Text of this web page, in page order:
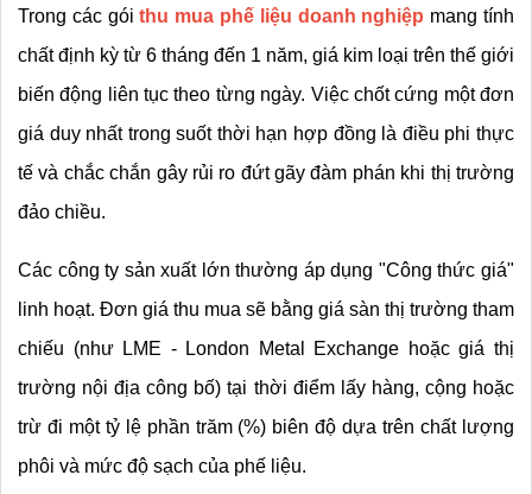
Trong các gói thu mua phế liệu doanh nghiệp mang tính
chất định kỳ từ 6 tháng đến 1 năm, giá kim loại trên thế giới
biến động liên tục theo từng ngày. Việc chốt cứng một đơn
giá duy nhất trong suốt thời hạn hợp đồng là điều phi thực
tế và chắc chắn gây rủi ro đứt gãy đàm phán khi thị trường
đảo chiều.
Các công ty sản xuất lớn thường áp dụng "Công thức giá"
linh hoạt. Đơn giá thu mua sẽ bằng giá sàn thị trường tham
chiếu (như LME - London Metal Exchange hoặc giá thị
trường nội địa công bố) tại thời điểm lấy hàng, cộng hoặc
trừ đi một tỷ lệ phần trăm (%) biên độ dựa trên chất lượng
phôi và mức độ sạch của phế liệu.